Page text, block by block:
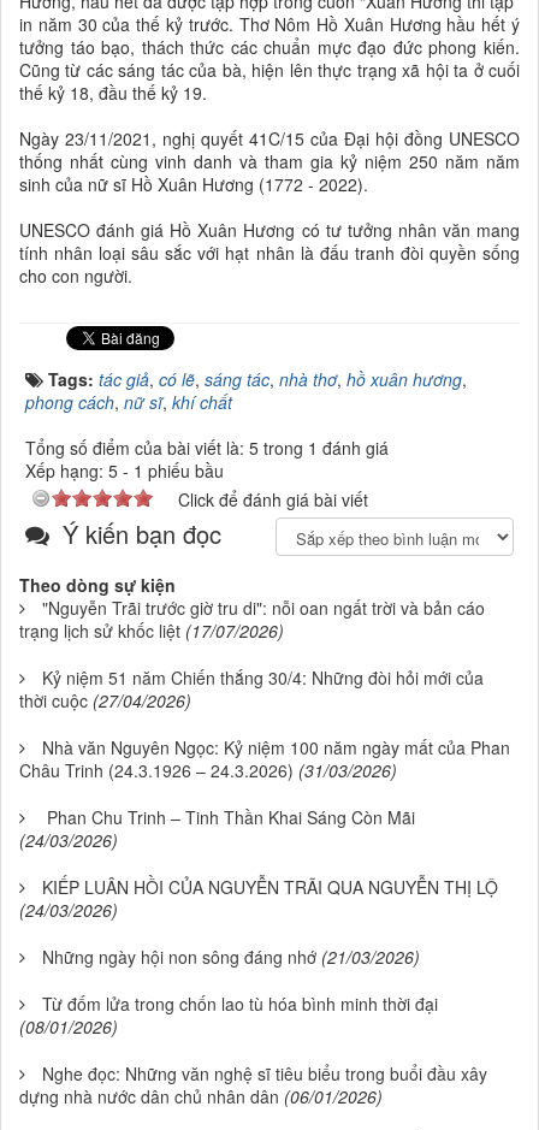
in năm 30 của thế kỷ trước. Thơ Nôm Hồ Xuân Hương hầu hết ý
tưởng táo bạo, thách thức các chuẩn mực đạo đức phong kiến.
Cũng từ các sáng tác của bà, hiện lên thực trạng xã hội ta ở cuối
thế kỷ 18, đầu thế kỷ 19.
Ngày 23/11/2021, nghị quyết 41C/15 của Đại hội đồng UNESCO
thống nhất cùng vinh danh và tham gia kỷ niệm 250 năm năm
sinh của nữ sĩ Hồ Xuân Hương (1772 - 2022).
UNESCO đánh giá Hồ Xuân Hương có tư tưởng nhân văn mang
tính nhân loại sâu sắc với hạt nhân là đấu tranh đòi quyền sống
cho con người.
Tags: tác giả, có lẽ, sáng tác, nhà thơ, hồ xuân hương,
phong cách, nữ sĩ, khí chất
Tổng số điểm của bài viết là: 5 trong 1 đánh giá
Xếp hạng: 5 - 1 phiếu bầu
Click để đánh giá bài viết
Ý kiến bạn đọc
Theo dòng sự kiện
"Nguyễn Trãi trước giờ tru di": nỗi oan ngất trời và bản cáo
trạng lịch sử khốc liệt (17/07/2026)
Kỷ niệm 51 năm Chiến thắng 30/4: Những đòi hỏi mới của
thời cuộc (27/04/2026)
Nhà văn Nguyên Ngọc: Kỷ niệm 100 năm ngày mất của Phan
Châu Trinh (24.3.1926 – 24.3.2026) (31/03/2026)
Phan Chu Trinh – Tinh Thần Khai Sáng Còn Mãi
(24/03/2026)
KIẾP LUÂN HỒI CỦA NGUYỄN TRÃI QUA NGUYỄN THỊ LỘ
(24/03/2026)
Những ngày hội non sông đáng nhớ (21/03/2026)
Từ đốm lửa trong chốn lao tù hóa bình minh thời đại
(08/01/2026)
Nghe đọc: Những văn nghệ sĩ tiêu biểu trong buổi đầu xây
dựng nhà nước dân chủ nhân dân (06/01/2026)